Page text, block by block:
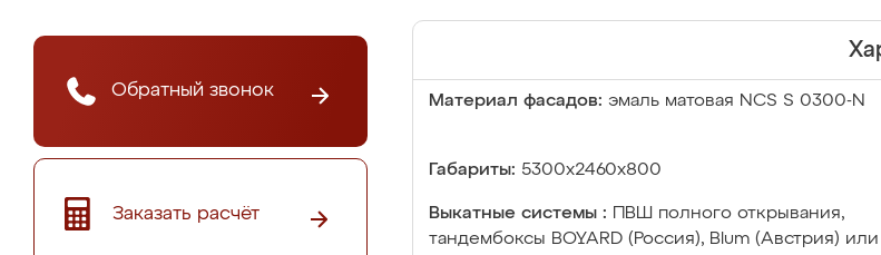
Обратный звонок
Заказать расчёт
Материал фасадов: эмаль матовая NCS S 0300-N
Габариты: 5300х2460х800
Выкатные системы :
ПВШ полного открывания,
тандембоксы BOYARD (Россия), Blum (Австрия) или